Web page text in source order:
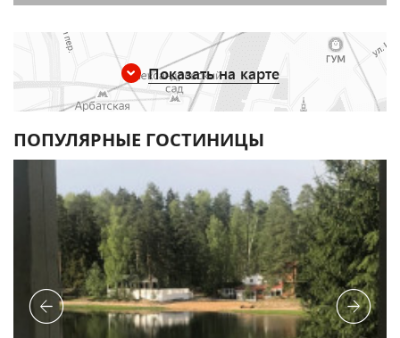
Показать на карте
ПОПУЛЯРНЫЕ ГОСТИНИЦЫ